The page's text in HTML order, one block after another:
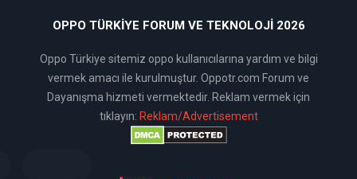
OPPO TÜRKIYE FORUM VE TEKNOLOJI 2026
Oppo Türkiye sitemiz oppo kullanıcılarına yardım ve bilgi
vermek amacı ile kurulmuştur. Oppotr.com Forum ve
Dayanışma hizmeti vermektedir. Reklam vermek için
tıklayın: Reklam/Advertisement